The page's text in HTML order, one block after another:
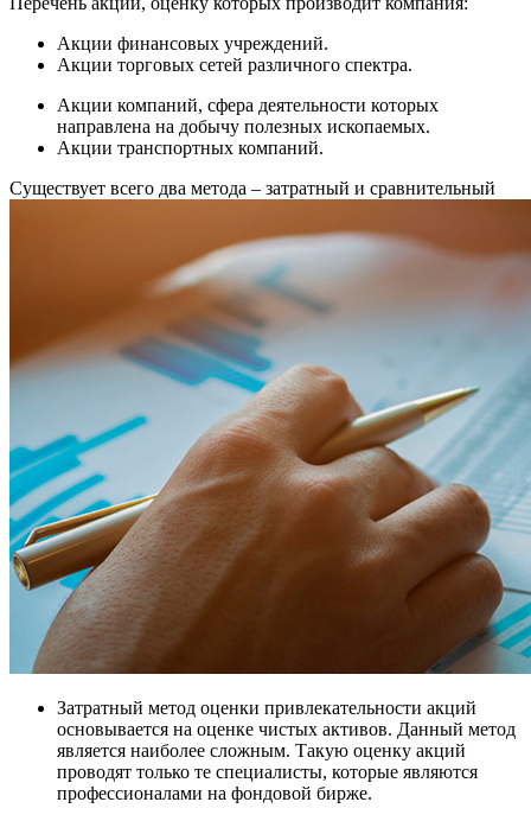
Акции финансовых учреждений.
Акции торговых сетей различного спектра.
Акции компаний, сфера деятельности которых
направлена на добычу полезных ископаемых.
Акции транспортных компаний.
Существует всего два метода – затратный и сравнительный
Затратный метод оценки привлекательности акций
основывается на оценке чистых активов. Данный метод
является наиболее сложным. Такую оценку акций
проводят только те специалисты, которые являются
профессионалами на фондовой бирже.